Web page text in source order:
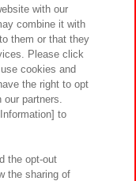
privacy policy
results
the provision of food
Policy
with our
combine it with
them or that they
Please click
cookies and
the right to opt
our partners.
to
the opt-out
the sharing of